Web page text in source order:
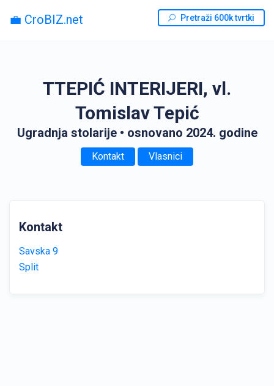
💼 CroBIZ.net Pretraži 600k tvrtki
TTEPIĆ INTERIJERI, vl.
Tomislav Tepić
Ugradnja stolarije • osnovano 2024. godine
Kontakt Vlasnici
Kontakt
Savska 9
Split